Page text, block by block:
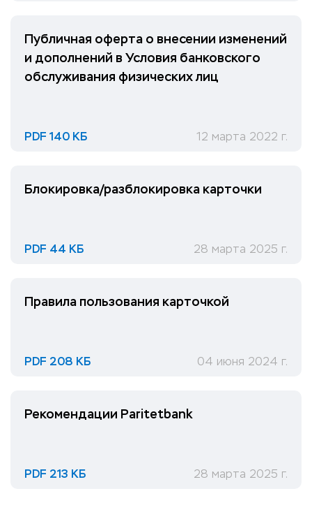
Публичная оферта о внесении изменений
и дополнений в Условия банковского
обслуживания физических лиц
PDF 140 КБ 12 марта 2022 г.
Блокировка/разблокировка карточки
PDF 44 КБ 28 марта 2025 г.
Правила пользования карточкой
PDF 208 КБ 04 июня 2024 г.
Рекомендации Paritetbank
PDF 213 КБ 28 марта 2025 г.